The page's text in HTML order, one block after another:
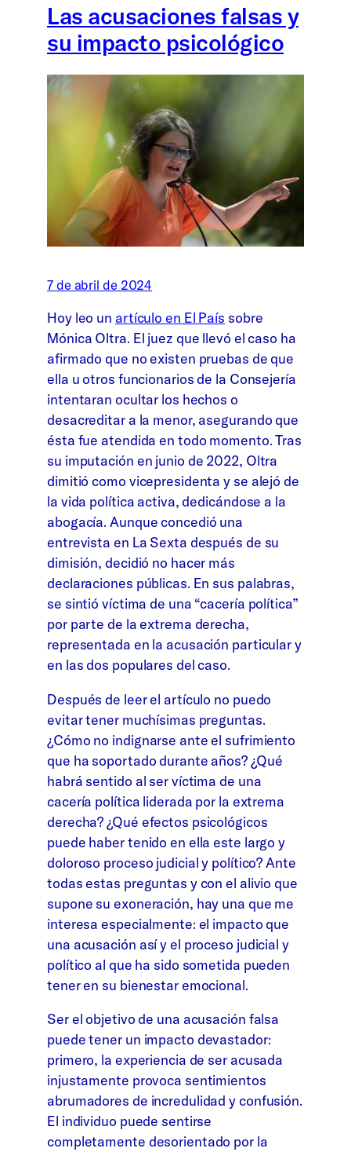
Las acusaciones falsas y
su impacto psicológico
7 de abril de 2024
Hoy leo un artículo en El País sobre
Mónica Oltra. El juez que llevó el caso ha
afirmado que no existen pruebas de que
ella u otros funcionarios de la Consejería
intentaran ocultar los hechos o
desacreditar a la menor, asegurando que
ésta fue atendida en todo momento. Tras
su imputación en junio de 2022, Oltra
dimitió como vicepresidenta y se alejó de
la vida política activa, dedicándose a la
abogacía. Aunque concedió una
entrevista en La Sexta después de su
dimisión, decidió no hacer más
declaraciones públicas. En sus palabras,
se sintió víctima de una “cacería política”
por parte de la extrema derecha,
representada en la acusación particular y
en las dos populares del caso.
Después de leer el artículo no puedo
evitar tener muchísimas preguntas.
¿Cómo no indignarse ante el sufrimiento
que ha soportado durante años? ¿Qué
habrá sentido al ser víctima de una
cacería política liderada por la extrema
derecha? ¿Qué efectos psicológicos
puede haber tenido en ella este largo y
doloroso proceso judicial y político? Ante
todas estas preguntas y con el alivio que
supone su exoneración, hay una que me
interesa especialmente: el impacto que
una acusación así y el proceso judicial y
político al que ha sido sometida pueden
tener en su bienestar emocional.
Ser el objetivo de una acusación falsa
puede tener un impacto devastador:
primero, la experiencia de ser acusada
injustamente provoca sentimientos
abrumadores de incredulidad y confusión.
El individuo puede sentirse
completamente desorientado por la